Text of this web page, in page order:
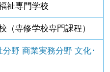
祉専門学校
専修学校専門課程）
分野 商業実務分野 文化･